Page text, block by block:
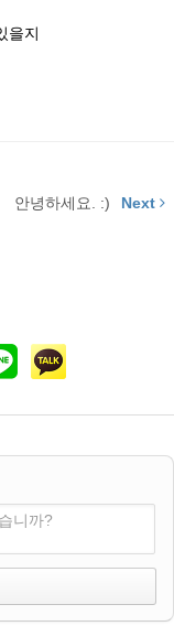
을지
안녕하세요. :) Next
니까?